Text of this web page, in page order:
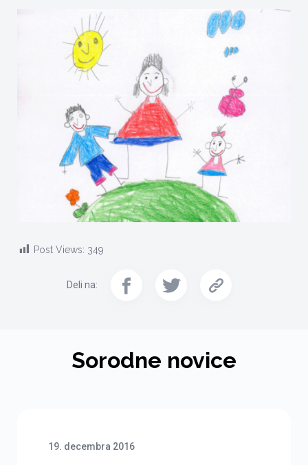
Post Views: 349
Deli na:
Sorodne novice
19. decembra 2016